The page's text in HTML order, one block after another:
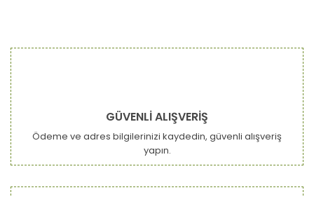
Bu ürüne ilk yorumu siz yapın!
Ürün açıklamasında eksik bilgiler bulunuyor.
Ürün bilgilerinde hatalar bulunuyor.
Ürün fiyatı diğer sitelerden daha pahalı.
GÜVENLİ ALIŞVERİŞ
Ödeme ve adres bilgilerinizi kaydedin, güvenli alışveriş
yapın.